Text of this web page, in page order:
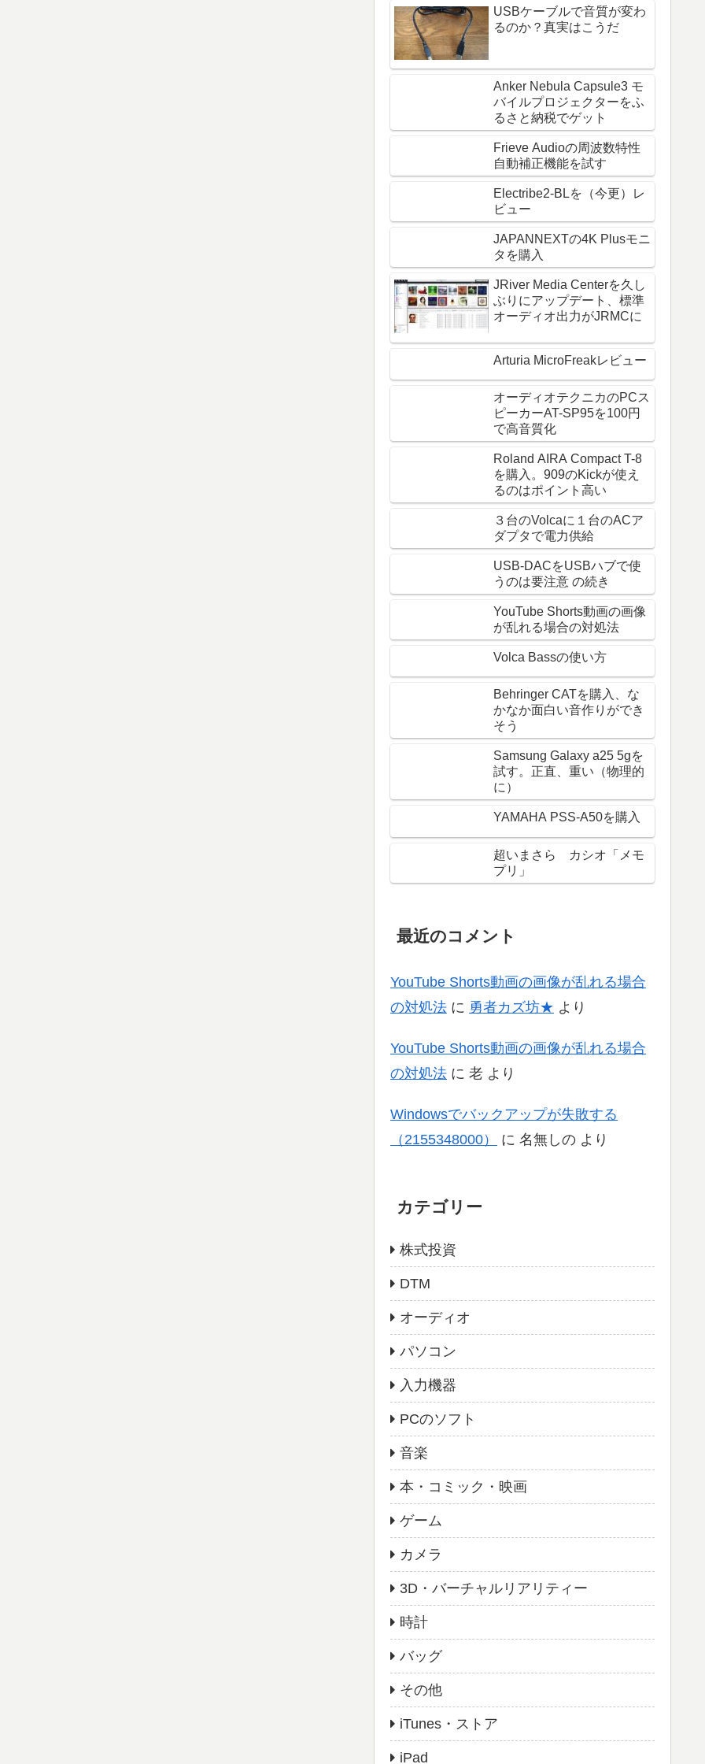
USBケーブルで音質が変わ
るのか？真実はこうだ
Anker Nebula Capsule3 モ
バイルプロジェクターをふ
るさと納税でゲット
Frieve Audioの周波数特性
自動補正機能を試す
Electribe2-BLを（今更）レ
ビュー
JAPANNEXTの4K Plusモニ
タを購入
JRiver Media Centerを久し
ぶりにアップデート、標準
オーディオ出力がJRMCに
Arturia MicroFreakレビュー
オーディオテクニカのPCス
ピーカーAT-SP95を100円
で高音質化
Roland AIRA Compact T-8
を購入。909のKickが使え
るのはポイント高い
３台のVolcaに１台のACア
ダプタで電力供給
USB-DACをUSBハブで使
うのは要注意 の続き
YouTube Shorts動画の画像
が乱れる場合の対処法
Volca Bassの使い方
Behringer CATを購入、な
かなか面白い音作りができ
そう
Samsung Galaxy a25 5gを
試す。正直、重い（物理的
に）
YAMAHA PSS-A50を購入
超いまさら カシオ「メモ
プリ」
最近のコメント
YouTube Shorts動画の画像が乱れる場合
の対処法 に 勇者カズ坊★ より
YouTube Shorts動画の画像が乱れる場合
の対処法 に 老 より
Windowsでバックアップが失敗する
（2155348000）
に 名無しの より
カテゴリー
株式投資
DTM
オーディオ
パソコン
入力機器
PCのソフト
音楽
本・コミック・映画
ゲーム
カメラ
3D・バーチャルリアリティー
時計
バッグ
その他
iTunes・ストア
iPad